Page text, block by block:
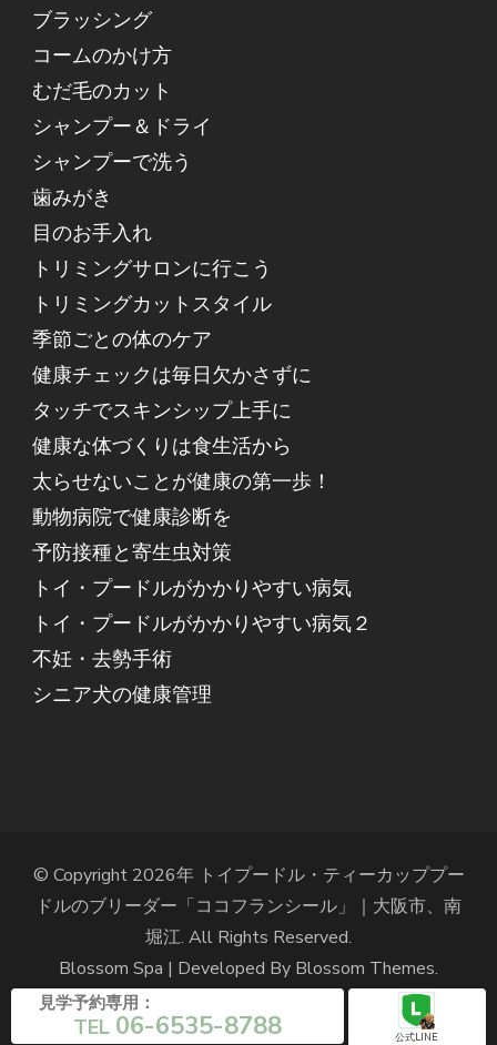
ブラッシング
コームのかけ方
むだ毛のカット
シャンプー＆ドライ
シャンプーで洗う
歯みがき
目のお手入れ
トリミングサロンに行こう
トリミングカットスタイル
季節ごとの体のケア
健康チェックは毎日欠かさずに
タッチでスキンシップ上手に
健康な体づくりは食生活から
太らせないことが健康の第一歩！
動物病院で健康診断を
予防接種と寄生虫対策
トイ・プードルがかかりやすい病気
トイ・プードルがかかりやすい病気２
不妊・去勢手術
シニア犬の健康管理
© Copyright 2026年 トイプードル・ティーカッププー
ドルのブリーダー「ココフランシール」｜大阪市、南
堀江. All Rights Reserved.
Blossom Spa | Developed By Blossom Themes.
.
見学予約専用：
TEL 06-6535-8788 公式LINE